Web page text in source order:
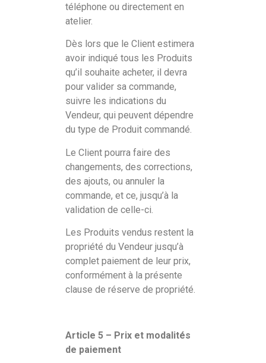
téléphone ou directement en
atelier.
Dès lors que le Client estimera
avoir indiqué tous les Produits
qu’il souhaite acheter, il devra
pour valider sa commande,
suivre les indications du
Vendeur, qui peuvent dépendre
du type de Produit commandé.
Le Client pourra faire des
changements, des corrections,
des ajouts, ou annuler la
commande, et ce, jusqu’à la
validation de celle-ci.
Les Produits vendus restent la
propriété du Vendeur jusqu’à
complet paiement de leur prix,
conformément à la présente
clause de réserve de propriété.
Article 5 – Prix et modalités
de paiement